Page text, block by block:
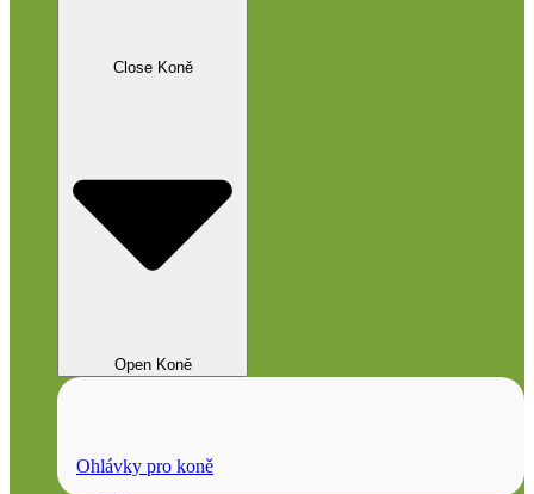
Close Koně
Open Koně
Ohlávky pro koně